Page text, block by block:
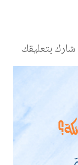
شارك بتعليقك